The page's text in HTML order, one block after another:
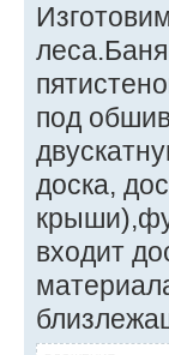
под
доска,
входит